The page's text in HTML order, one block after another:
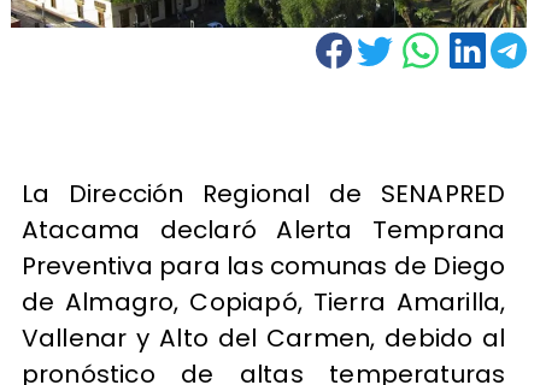
La Dirección Regional de SENAPRED
Atacama declaró Alerta Temprana
Preventiva para las comunas de Diego
de Almagro, Copiapó, Tierra Amarilla,
Vallenar y Alto del Carmen, debido al
pronóstico de altas temperaturas